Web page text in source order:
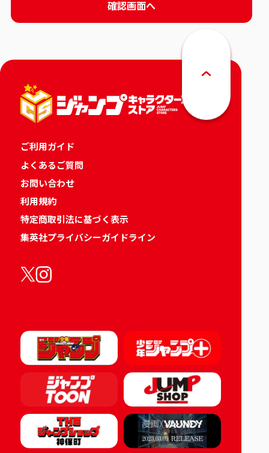
ご利用ガイド
よくあるご質問
お問い合わせ
利用規約
特定商取引法に基づく表示
集英社プライバシーガイドライン